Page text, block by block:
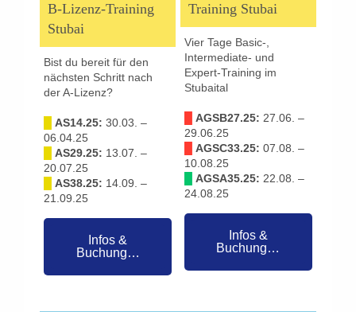
B-Lizenz-Training
Stubai
Bist du bereit für den
nächsten Schritt nach
der A-Lizenz?
AS14.25: 30.03. –
06.04.25
AS29.25: 13.07. –
20.07.25
AS38.25: 14.09. –
21.09.25
Infos &
Buchung…
Training Stubai
Vier Tage Basic-,
Intermediate- und
Expert-Training im
Stubaital
AGSB27.25: 27.06. –
29.06.25
AGSC33.25: 07.08. –
10.08.25
AGSA35.25: 22.08. –
24.08.25
Infos &
Buchung…